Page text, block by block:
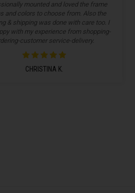
mounted and loved the frame
and colors to choose from. Also the
& shipping was done with care too. I
with my experience from shopping-
customer service-delivery.
CHRISTINA K.